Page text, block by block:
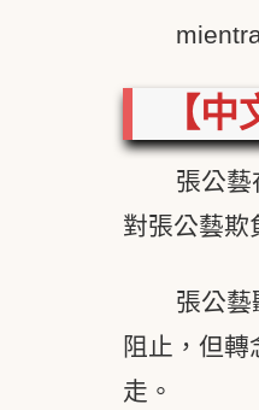
【中
張公藝
對張公藝欺
張公
阻止，但
走。